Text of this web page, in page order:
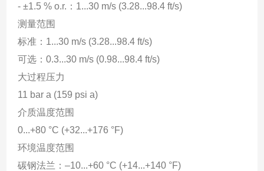
‐ ±1.5 % o.r.：1...30 m/s (3.28...98.4 ft/s)
测量范围
标准：1...30 m/s (3.28...98.4 ft/s)
可选：0.3...30 m/s (0.98...98.4 ft/s)
大过程压力
11 bar a (159 psi a)
介质温度范围
0...+80 °C (+32...+176 °F)
环境温度范围
碳钢法兰：–10...+60 °C (+14...+140 °F)